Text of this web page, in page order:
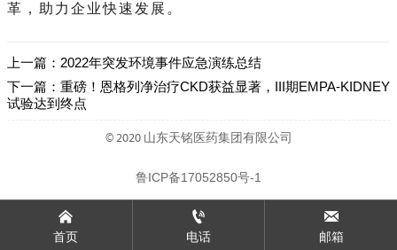
革，助力企业快速发展。
上一篇： 2022年突发环境事件应急演练总结
下一篇： 重磅！恩格列净治疗CKD获益显著，III期EMPA-KIDNEY
试验达到终点
© 2020 山东天铭医药集团有限公司
鲁ICP备17052850号-1

首页

电话

邮箱